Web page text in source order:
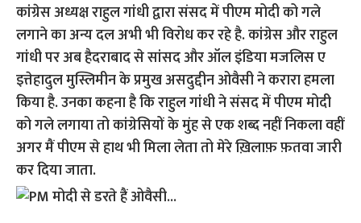
कांग्रेस अध्यक्ष राहुल गांधी द्वारा संसद में पीएम मोदी को गले
लगाने का अन्य दल अभी भी विरोध कर रहे है. कांग्रेस और राहुल
गांधी पर अब हैदराबाद से सांसद और ऑल इंडिया मजलिस ए
इत्तेहादुल मुस्लिमीन के प्रमुख असदुद्दीन ओवैसी ने करारा हमला
किया है. उनका कहना है कि राहुल गांधी ने संसद में पीएम मोदी
को गले लगाया तो कांग्रेसियों के मुंह से एक शब्द नहीं निकला वहीं
अगर मैं पीएम से हाथ भी मिला लेता तो मेरे ख़िलाफ़ फ़तवा जारी
कर दिया जाता.